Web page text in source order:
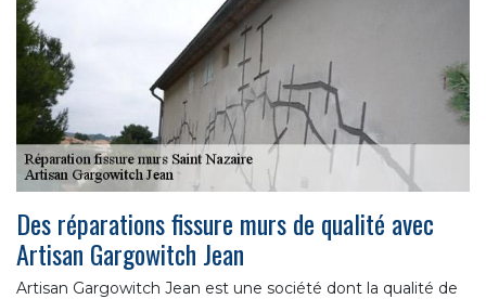
Des réparations fissure murs de qualité avec
Artisan Gargowitch Jean
Artisan Gargowitch Jean est une société dont la qualité de